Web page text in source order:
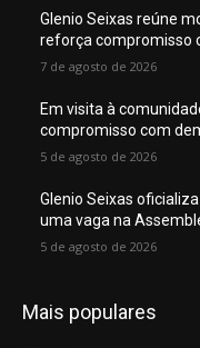
Glenio Seixas reúne
reforça compromisso
7 de agosto de 2026
Em visita à
compromisso com
5 de agosto de 2026
Glenio Seixas
uma vaga na
5 de agosto de 2026
Mais populares